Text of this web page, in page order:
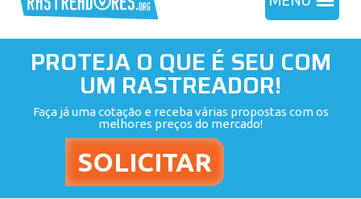
PROTEJA O QUE É SEU COM
UM RASTREADOR!
Faça já uma cotação e receba várias propostas com os
melhores preços do mercado!